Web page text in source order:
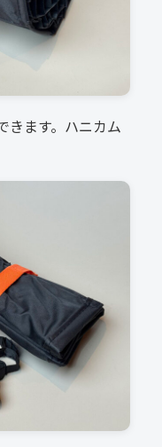
きます。ハニカム